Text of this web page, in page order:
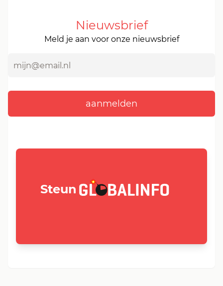
Nieuwsbrief
Meld je aan voor onze nieuwsbrief
Steun GLOBALINFO.nl